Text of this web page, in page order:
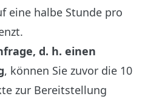
eine halbe Stunde pro
d. h. einen
, können Sie zuvor die 10
zur Bereitstellung